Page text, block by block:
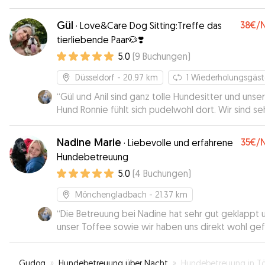
wohl.. so soll es sein!”
Gül · Love&Care Dog Sitting:Treffe das
tierliebende Paar🐶❣️
38€/
5.0 (9 Buchungen)
Düsseldorf - 20.97 km 1
“Gül und Anil sind ganz tolle Hundesitter und unser
Hund Ronnie fühlt sich pudelwohl dort. Wir sind sehr
zufrieden und unser Ronnie hat immer einen
entspannten Tag, wenn er dort zu Besuch ist.
Urlaubsbetreuung letztes Jahr hat prima geklappt.
Lieben Dank für die liebe- und vertrauensvolle
Betreuung. ”
Nadine Marie · Liebevolle und erfahrene
Hundebetreuung
35€/
5.0 (4 Buchungen)
Mönchengladbach - 21.37 km
“Die Betreuung bei Nadine hat sehr gut geklappt
unser Toffee sowie wir haben uns direkt wohl
Nadine war super sympathisch und Toffee hatte
Gudog » Hundebetreuung über Nacht » Hundebetreuung in